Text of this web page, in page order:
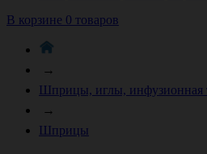
В корзине 0 товаров
→
Шприцы, иглы, инфузионная
→
Шприцы